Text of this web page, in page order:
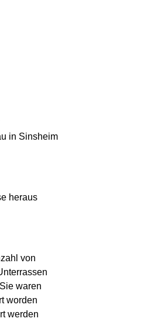
in Sinsheim
heraus
von
waren
worden
werden